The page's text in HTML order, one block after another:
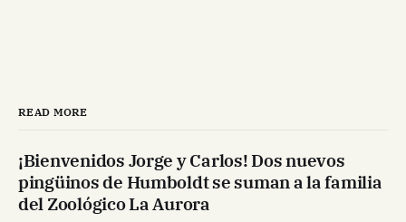
READ MORE
¡Bienvenidos Jorge y Carlos! Dos nuevos
pingüinos de Humboldt se suman a la familia
del Zoológico La Aurora